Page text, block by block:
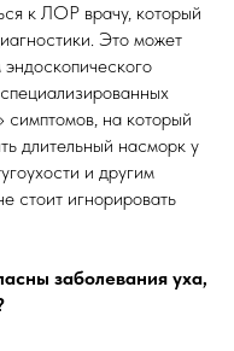
к ЛОР врачу, который
Это может
на который
длительный насморк у
и другим
стоит игнорировать
заболевания уха,